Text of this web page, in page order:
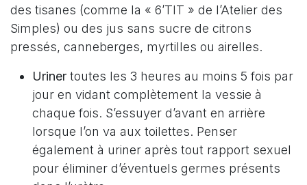
des tisanes (comme la « 6’TIT » de l’Atelier des
Simples) ou des jus sans sucre de citrons
pressés, canneberges, myrtilles ou airelles.
Uriner toutes les 3 heures au moins 5 fois par
jour en vidant complètement la vessie à
chaque fois. S’essuyer d’avant en arrière
lorsque l’on va aux toilettes. Penser
également à uriner après tout rapport sexuel
pour éliminer d’éventuels germes présents